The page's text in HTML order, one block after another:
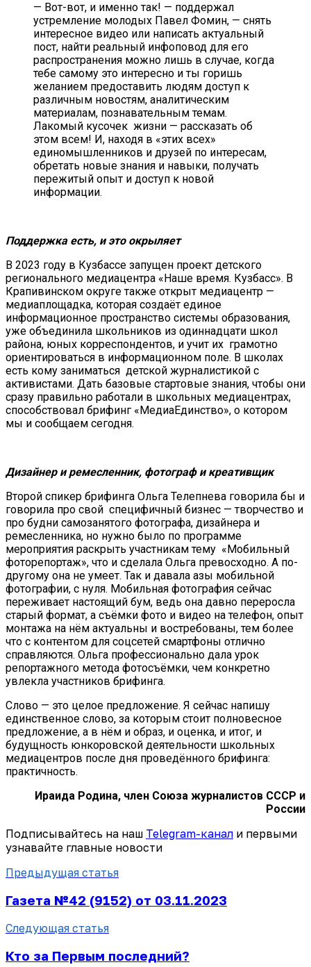
— Вот-вот, и именно так! — поддержал
устремление молодых Павел Фомин, — снять
интересное видео или написать актуальный
пост, найти реальный инфоповод для его
распространения можно лишь в случае, когда
тебе самому это интересно и ты горишь
желанием предоставить людям доступ к
различным новостям, аналитическим
материалам, познавательным темам.
Лакомый кусочек жизни — рассказать об
этом всем! И, находя в «этих всех»
единомышленников и друзей по интересам,
обретать новые знания и навыки, получать
пережитый опыт и доступ к новой
информации.
Поддержка есть, и это окрыляет
В 2023 году в Кузбассе запущен проект детского
регионального медиацентра «Наше время. Кузбасс». В
Крапивинском округе также открыт медиацентр —
медиаплощадка, которая создаёт единое
информационное пространство системы образования,
уже объединила школьников из одиннадцати школ
района, юных корреспондентов, и учит их грамотно
ориентироваться в информационном поле. В школах
есть кому заниматься детской журналистикой с
активистами. Дать базовые стартовые знания, чтобы они
сразу правильно работали в школьных медиацентрах,
способствовал брифинг «МедиаЕдинство», о котором
мы и сообщаем сегодня.
Дизайнер и ремесленник, фотограф и креативщик
Второй спикер брифинга Ольга Телепнева говорила бы и
говорила про свой специфичный бизнес — творчество и
про будни самозанятого фотографа, дизайнера и
ремесленника, но нужно было по программе
мероприятия раскрыть участникам тему «Мобильный
фоторепортаж», что и сделала Ольга превосходно. А по-
другому она не умеет. Так и давала азы мобильной
фотографии, с нуля. Мобильная фотография сейчас
переживает настоящий бум, ведь она давно переросла
старый формат, а съёмки фото и видео на телефон, опыт
монтажа на нём актуальны и востребованы, тем более
что с контентом для соцсетей смартфоны отлично
справляются. Ольга профессионально дала урок
репортажного метода фотосъёмки, чем конкретно
увлекла участников брифинга.
Слово — это целое предложение. Я сейчас напишу
единственное слово, за которым стоит полновесное
предложение, а в нём и образ, и оценка, и итог, и
будущность юнкоровской деятельности школьных
медиацентров после дня проведённого брифинга:
практичность.
Ираида Родина, член Союза журналистов СССР и
России
Подписывайтесь на наш Telegram-канал и первыми
узнавайте главные новости
Предыдущая статья
Газета №42 (9152) от 03.11.2023
Следующая статья
Кто за Первым последний?